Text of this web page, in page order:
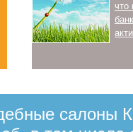
что
салоны